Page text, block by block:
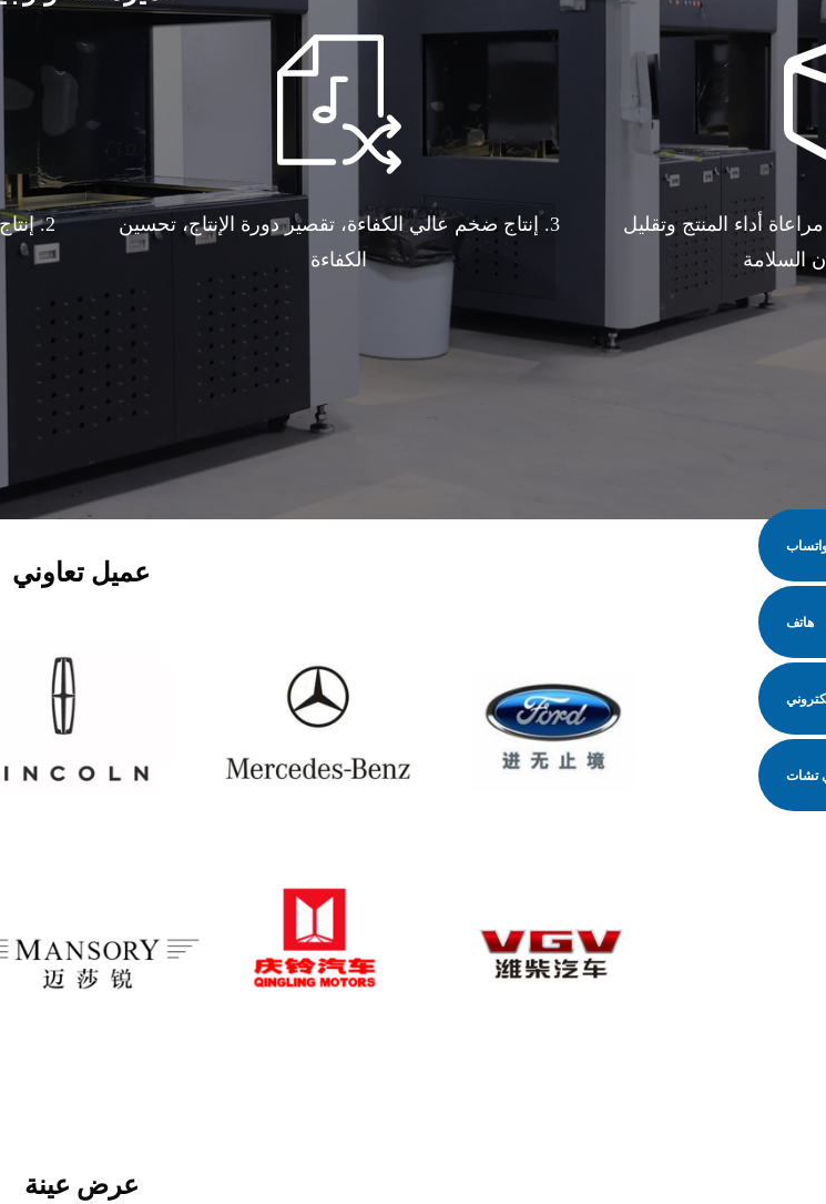
2.
3. إنتاج ضخم عالي الكفاءة، تقصير دورة الإنتاج، تحسين
الكفاءة
أداء المنتج وتقليل
السلامة
عميل تعاوني
عرض عينة
هاتف
تشات